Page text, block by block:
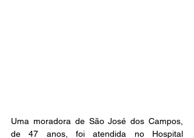
Uma moradora de São José dos Campos,
de 47 anos, foi atendida no Hospital